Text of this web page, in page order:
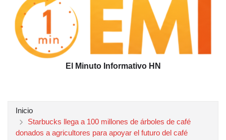
El Minuto Informativo HN
Inicio
Starbucks llega a 100 millones de árboles de café
donados a agricultores para apoyar el futuro del café